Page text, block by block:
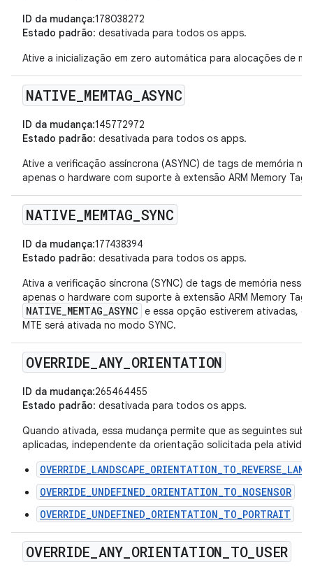
ID da mudança:178038272
Estado padrão: desativada para todos os apps.
Ative a inicialização em zero automática para alocações de
NATIVE MEMTAG ASYNC
ID da mudança:145772972
Estado padrão: desativada para todos os apps.
Ative a verificação assíncrona (ASYNC) de tags de memória
apenas o hardware com suporte à extensão ARM Memory
NATIVE MEMTAG SYNC
ID da mudança:177438394
Estado padrão: desativada para todos os apps.
Ativa a verificação síncrona (SYNC) de tags de memória
apenas o hardware com suporte à extensão ARM Memory
NATIVE_MEMTAG_ASYNC e essa opção estiverem ativadas,
MTE será ativada no modo SYNC.
OVERRIDE ANY ORIENTATION
ID da mudança:265464455
Estado padrão: desativada para todos os apps.
Quando ativada, essa mudança permite que as seguintes
aplicadas, independente da orientação solicitada pela
OVERRIDE_UNDEFINED_ORIENTATION_TO_NOSENSOR
OVERRIDE_UNDEFINED_ORIENTATION_TO_PORTRAIT
OVERRIDE ANY ORIENTATION TO_ USER